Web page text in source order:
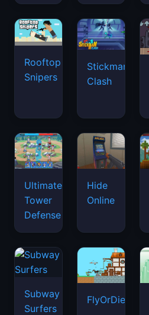
Rooftop
Snipers
Stickman
Clash
Ultimate
Tower
Defense
Hide
Online
Subway
Surfers
FlyOrDie.io